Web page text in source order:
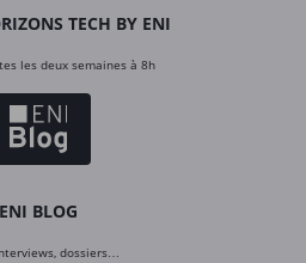
TECH BY ENI
les deux semaines à 8h
ENI BLOG
dossiers…